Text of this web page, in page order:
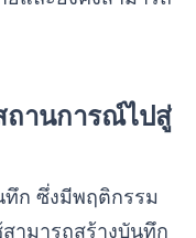
ถานการณ์ไปสู่
ก ซึ่งมีพฤติกรรม
ามารถสร้างบันทึก